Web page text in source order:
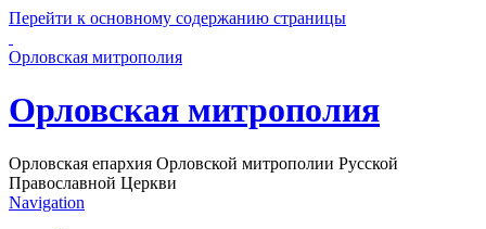
Перейти к основному содержанию страницы
Орловская митрополия
Орловская митрополия
Орловская епархия Орловской митрополии Русской
Православной Церкви
Navigation